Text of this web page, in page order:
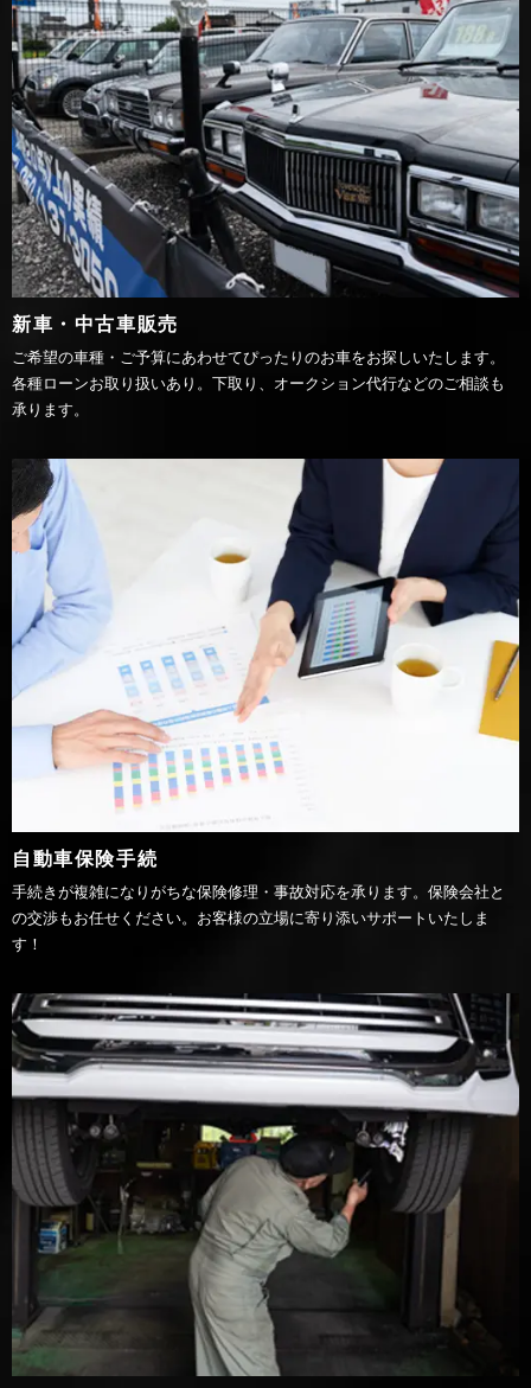
新車・中古車販売
ご希望の車種・ご予算にあわせてぴったりのお車をお探しいたします。
各種ローンお取り扱いあり。下取り、オークション代行などのご相談も
承ります。
自動車保険手続
手続きが複雑になりがちな保険修理・事故対応を承ります。保険会社と
の交渉もお任せください。お客様の立場に寄り添いサポートいたしま
す！